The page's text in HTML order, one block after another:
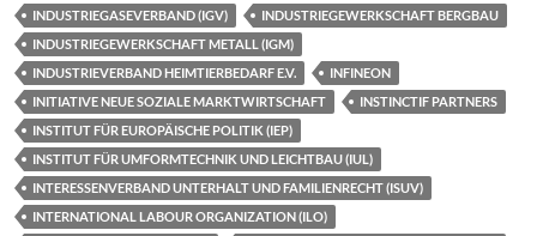
INDUSTRIEGASEVERBAND (IGV)
INDUSTRIEGEWERKSCHAFT BERGBAU
INDUSTRIEGEWERKSCHAFT METALL (IGM)
INDUSTRIEVERBAND HEIMTIERBEDARF E.V.
INFINEON
INITIATIVE NEUE SOZIALE MARKTWIRTSCHAFT
INSTINCTIF PARTNERS
INSTITUT FÜR EUROPÄISCHE POLITIK (IEP)
INSTITUT FÜR UMFORMTECHNIK UND LEICHTBAU (IUL)
INTERESSENVERBAND UNTERHALT UND FAMILIENRECHT (ISUV)
INTERNATIONAL LABOUR ORGANIZATION (ILO)